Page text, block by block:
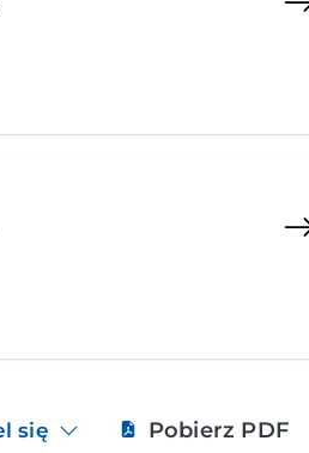
się Pobierz PDF